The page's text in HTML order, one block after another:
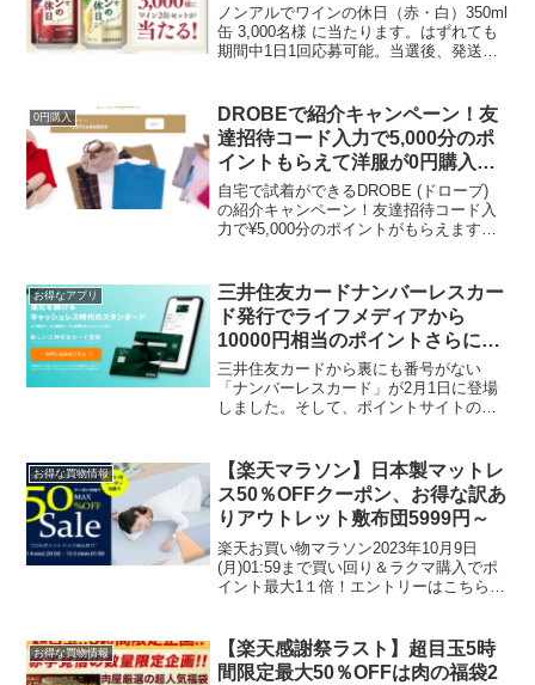
ノンアルでワインの休日（赤・白）350ml
缶 3,000名様 に当たります。はずれても
期間中1日1回応募可能。当選後、発送先
2024年1月16日（火） 9:00～20...
0円購入
DROBEで紹介キャンペーン！友
達招待コード入力で5,000分のポ
イントもらえて洋服が0円購入で
きる
自宅で試着ができるDROBE (ドローブ)
の紹介キャンペーン！友達招待コード入
力で¥5,000分のポイントがもらえます！
友達追加で会員登録をします。自...
お得なアプリ
三井住友カードナンバーレスカー
ド発行でライフメディアから
10000円相当のポイントさらにカ
ード会社のキャンペーンで20％還
元
三井住友カードから裏にも番号がない
「ナンバーレスカード」が2月1日に登場
しました。そして、ポイントサイトのラ
す。ライフメディア登録は最後に紹介。
※ECナビは800...
お得な買物情報
【楽天マラソン】日本製マットレ
ス50％OFFクーポン、お得な訳あ
りアウトレット敷布団5999円～
楽天お買い物マラソン2023年10月9日
(月)01:59まで買い回り＆ラクマ購入でポ
イント最大1１倍！エントリーはこちら楽
50％OFFクーポン取得はこちら一つ一つ
手作り ...
お得な買物情報
【楽天感謝祭ラスト】超目玉5時
間限定最大50％OFFは肉の福袋2